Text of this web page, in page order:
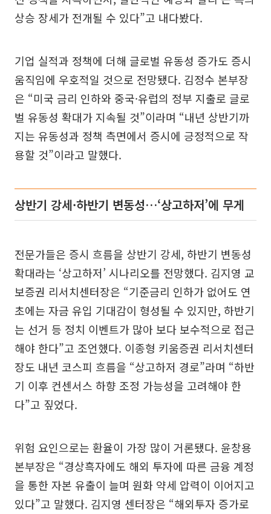
상승 장세가 전개될 수 있다”고 내다봤다.
기업 실적과 정책에 더해 글로벌 유동성 증가도 증시
움직임에 우호적일 것으로 전망됐다. 김정수 본부장
은 “미국 금리 인하와 중국·유럽의 정부 지출로 글로
벌 유동성 확대가 지속될 것”이라며 “내년 상반기까
지는 유동성과 정책 측면에서 증시에 긍정적으로 작
용할 것”이라고 말했다.
상반기 강세·하반기 변동성…‘상고하저’에 무게
전문가들은 증시 흐름을 상반기 강세, 하반기 변동성
확대라는 ‘상고하저’ 시나리오를 전망했다. 김지영 교
보증권 리서치센터장은 “기준금리 인하가 없어도 연
초에는 자금 유입 기대감이 형성될 수 있지만, 하반기
는 선거 등 정치 이벤트가 많아 보다 보수적으로 접근
해야 한다”고 조언했다. 이종형 키움증권 리서치센터
장도 내년 코스피 흐름을 “상고하저 경로”라며 “하반
기 이후 컨센서스 하향 조정 가능성을 고려해야 한
다”고 짚었다.
위험 요인으로는 환율이 가장 많이 거론됐다. 윤창용
본부장은 “경상흑자에도 해외 투자에 따른 금융 계정
을 통한 자본 유출이 늘며 원화 약세 압력이 이어지고
있다”고 말했다. 김지영 센터장은 “해외투자 증가로